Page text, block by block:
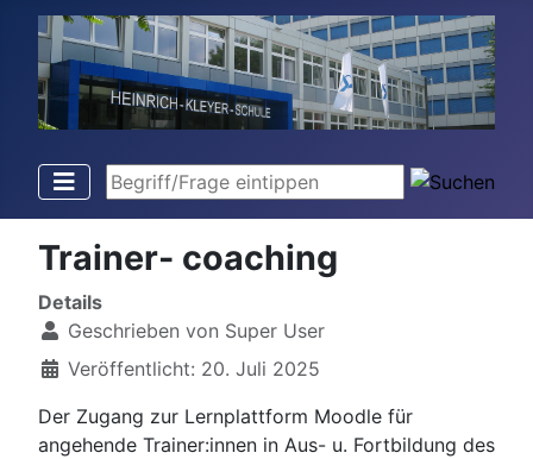
Begriff/Frage eintippen
Trainer- coaching
Details
Geschrieben von Super User
Veröffentlicht: 20. Juli 2025
Der Zugang zur Lernplattform Moodle für
angehende Trainer:innen in Aus- u. Fortbildung des